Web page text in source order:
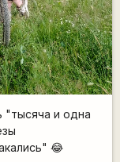
"тысяча и одна
😂